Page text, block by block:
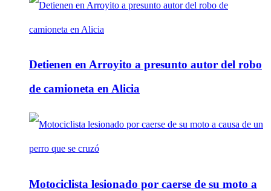
Detienen en Arroyito a presunto autor del robo
de camioneta en Alicia
Motociclista lesionado por caerse de su moto a